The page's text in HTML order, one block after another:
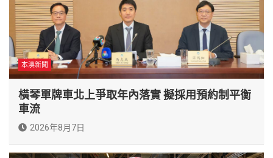
本澳新聞
橫琴單牌車北上爭取年內落實 擬採用預約制平衡
車流
2026年8月7日